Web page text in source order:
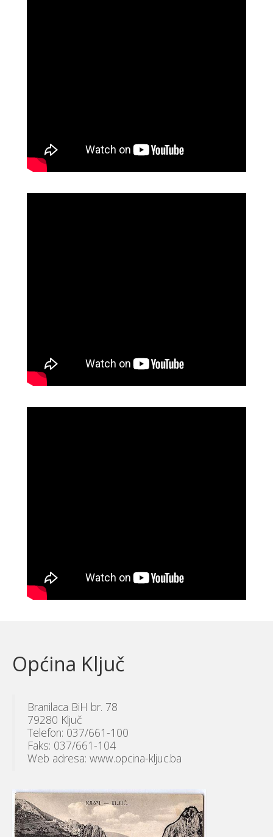
Općina Ključ
Branilaca BiH br. 78
79280 Ključ
Telefon: 037/661-100
Faks: 037/661-104
Web adresa: www.opcina-kljuc.ba